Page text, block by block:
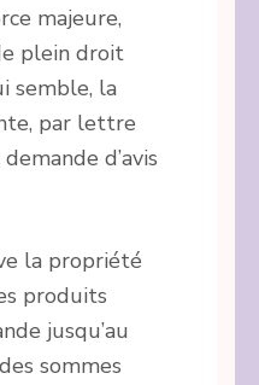
majeure,
plein droit
semble, la
par lettre
d’avis
la propriété
produits
jusqu’au
sommes